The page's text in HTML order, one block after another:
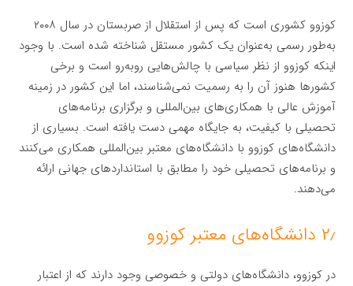
کوزوو کشوری است که پس از استقلال از صربستان در سال ۲۰۰۸
به‌طور رسمی به‌عنوان یک کشور مستقل شناخته شده است. با وجود
اینکه کوزوو از نظر سیاسی با چالش‌هایی روبه‌رو است و برخی
کشورها هنوز آن را به رسمیت نمی‌شناسند، اما این کشور در زمینه
آموزش عالی با همکاری‌های بین‌المللی و برگزاری برنامه‌های
تحصیلی با کیفیت، به جایگاه مهمی دست یافته است. بسیاری از
دانشگاه‌های کوزوو با دانشگاه‌های معتبر بین‌المللی همکاری می‌کنند
و برنامه‌های تحصیلی خود را مطابق با استانداردهای جهانی ارائه
می‌دهند.
۲٫ دانشگاه‌های معتبر کوزوو
در کوزوو، دانشگاه‌های دولتی و خصوصی وجود دارند که از اعتبار